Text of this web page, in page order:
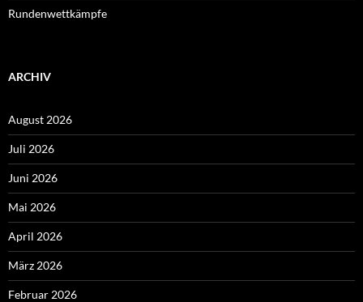
Rundenwettkämpfe
ARCHIV
August 2026
Juli 2026
Juni 2026
Mai 2026
April 2026
März 2026
Februar 2026